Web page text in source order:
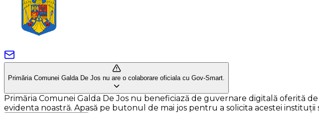
Primăria Comunei Galda De Jos nu are o colaborare oficiala cu Gov-Smart.
Primăria Comunei Galda De Jos nu beneficiază de guvernare digitală oferită
evidenta noastră. Apasă pe butonul de mai jos pentru a solicita acestei instituții